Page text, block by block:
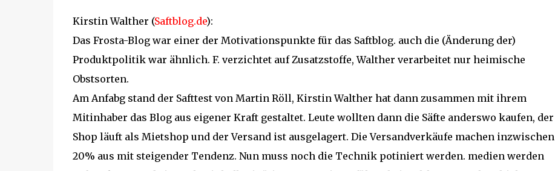
Kirstin Walther (Saftblog.de):
Das Frosta-Blog war einer der Motivationspunkte für das Saftblog. auch die (Änderung der)
Produktpolitik war ähnlich. F. verzichtet auf Zusatzstoffe, Walther verarbeitet nur heimische
Obstsorten.
Am Anfabg stand der Safttest von Martin Röll, Kirstin Walther hat dann zusammen mit ihrem
Mitinhaber das Blog aus eigener Kraft gestaltet. Leute wollten dann die Säfte anderswo kaufen, der
Shop läuft als Mietshop und der Versand ist ausgelagert. Die Versandverkäufe machen inzwischen
20% aus mit steigender Tendenz. Nun muss noch die Technik potiniert werden. medien werden